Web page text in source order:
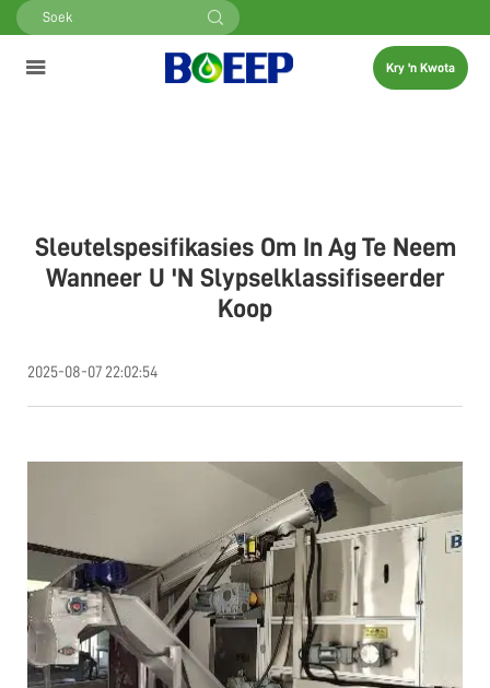
Kry 'n Kwota
Sleutelspesifikasies Om In Ag Te Neem
Wanneer U 'n Slypselklassifiseerder
Koop
2025-08-07 22:02:54